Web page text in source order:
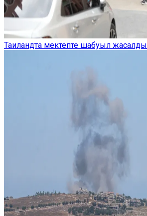
Таиландта мектепте шабуыл жасалды